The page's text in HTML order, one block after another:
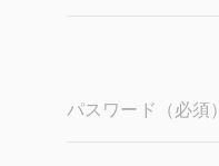
パスワード（必須）